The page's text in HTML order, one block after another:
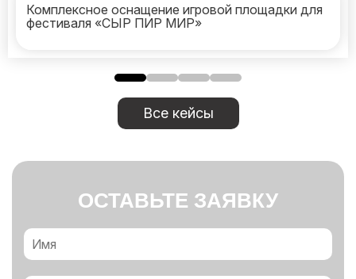
Комплексное оснащение игровой площадки для
фестиваля «СЫР ПИР МИР»
Все кейсы
ОСТАВЬТЕ ЗАЯВКУ